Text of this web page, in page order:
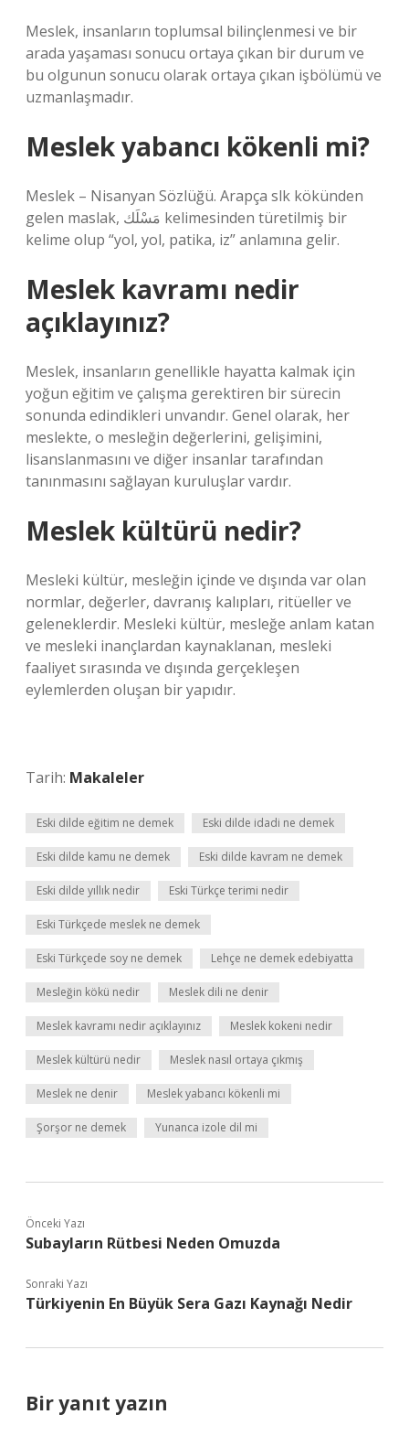
Meslek, insanların toplumsal bilinçlenmesi ve bir
arada yaşaması sonucu ortaya çıkan bir durum ve
bu olgunun sonucu olarak ortaya çıkan işbölümü ve
uzmanlaşmadır.
Meslek yabancı kökenli mi?
Meslek – Nisanyan Sözlüğü. Arapça slk kökünden
gelen maslak, مَسْلَك kelimesinden türetilmiş bir
kelime olup “yol, yol, patika, iz” anlamına gelir.
Meslek kavramı nedir
açıklayınız?
Meslek, insanların genellikle hayatta kalmak için
yoğun eğitim ve çalışma gerektiren bir sürecin
sonunda edindikleri unvandır. Genel olarak, her
meslekte, o mesleğin değerlerini, gelişimini,
lisanslanmasını ve diğer insanlar tarafından
tanınmasını sağlayan kuruluşlar vardır.
Meslek kültürü nedir?
Mesleki kültür, mesleğin içinde ve dışında var olan
normlar, değerler, davranış kalıpları, ritüeller ve
geleneklerdir. Mesleki kültür, mesleğe anlam katan
ve mesleki inançlardan kaynaklanan, mesleki
faaliyet sırasında ve dışında gerçekleşen
eylemlerden oluşan bir yapıdır.
Tarih: Makaleler
Eski dilde eğitim ne demek Eski dilde idadi ne demek
Eski dilde kamu ne demek Eski dilde kavram ne demek
Eski dilde yıllık nedir Eski Türkçe terimi nedir
Eski Türkçede meslek ne demek
Eski Türkçede soy ne demek Lehçe ne demek edebiyatta
Mesleğin kökü nedir Meslek dili ne denir
Meslek kavramı nedir açıklayınız Meslek kokeni nedir
Meslek kültürü nedir Meslek nasıl ortaya çıkmış
Meslek ne denir Meslek yabancı kökenli mi
Şorşor ne demek Yunanca izole dil mi
Önceki Yazı
Subayların Rütbesi Neden Omuzda
Sonraki Yazı
Türkiyenin En Büyük Sera Gazı Kaynağı Nedir
Bir yanıt yazın